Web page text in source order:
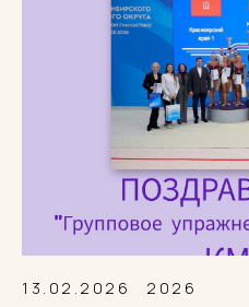
13.02.2026 2026